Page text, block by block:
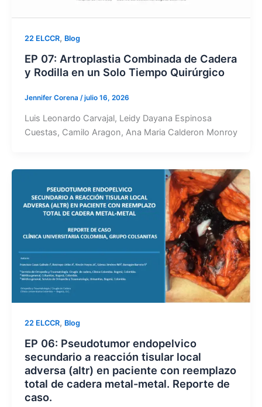
22 ELCCR, Blog
EP 07: Artroplastia Combinada de Cadera
y Rodilla en un Solo Tiempo Quirúrgico
Jennifer Corena /julio 16, 2026
Luis Leonardo Carvajal, Leidy Dayana Espinosa
Cuestas, Camilo Aragon, Ana Maria Calderon Monroy
22 ELCCR, Blog
EP 06: Pseudotumor endopelvico
secundario a reacción tisular local
adversa (altr) en paciente con reemplazo
total de cadera metal-metal. Reporte de
caso.